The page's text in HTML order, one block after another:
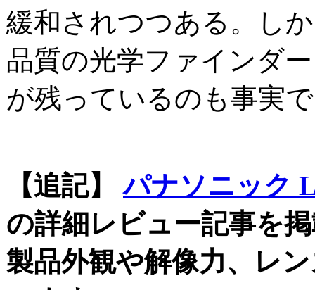
緩和されつつある。し
品質の光学ファインダ
が残っているのも事実
【追記】パナソニック
の詳細レビュー記事を
製品外観や解像力、レ